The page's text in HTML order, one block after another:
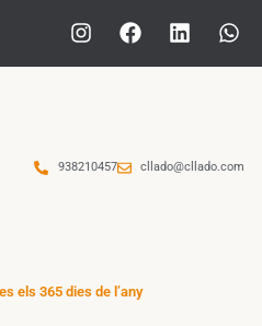
938210457 cllado@cllado.com
els 365 dies de l’any